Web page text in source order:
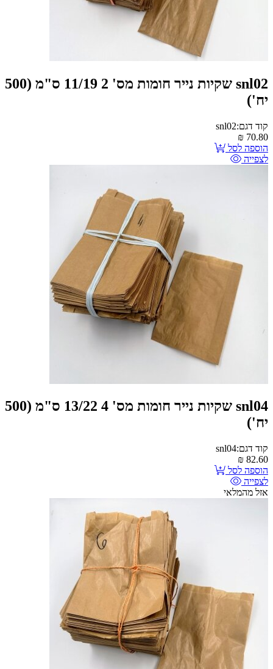
snl02 שקיות נייר חומות מס' 2 11/19 ס"מ (500
יח')
קוד דגם:snl02
70.80
₪
הוספה לסל
לצפייה
snl04 שקיות נייר חומות מס' 4 13/22 ס"מ (500
יח')
קוד דגם:snl04
82.60
₪
הוספה לסל
לצפייה
אזל מהמלאי